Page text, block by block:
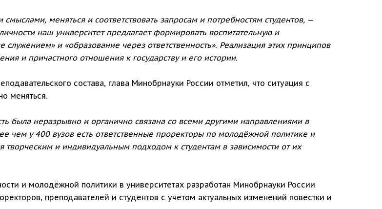
меняться и соответствовать запросам и потребностям студентов, —
наш университет предлагает формировать воспитательную и
и «образование через ответственность». Реализация этих принципов
и причастного отношения к государству и его истории.
состава, глава Минобрнауки России отметил, что ситуация с
меняться.
была неразрывно и органично связана со всеми другими направлениями в
чем у 400 вузов есть ответственные проректоры по молодёжной политике и
творческим и индивидуальным подходом к студентам в зависимости от их
и молодёжной политики в университетах разработан Минобрнауки России
преподавателей и студентов с учетом актуальных изменений повестки и